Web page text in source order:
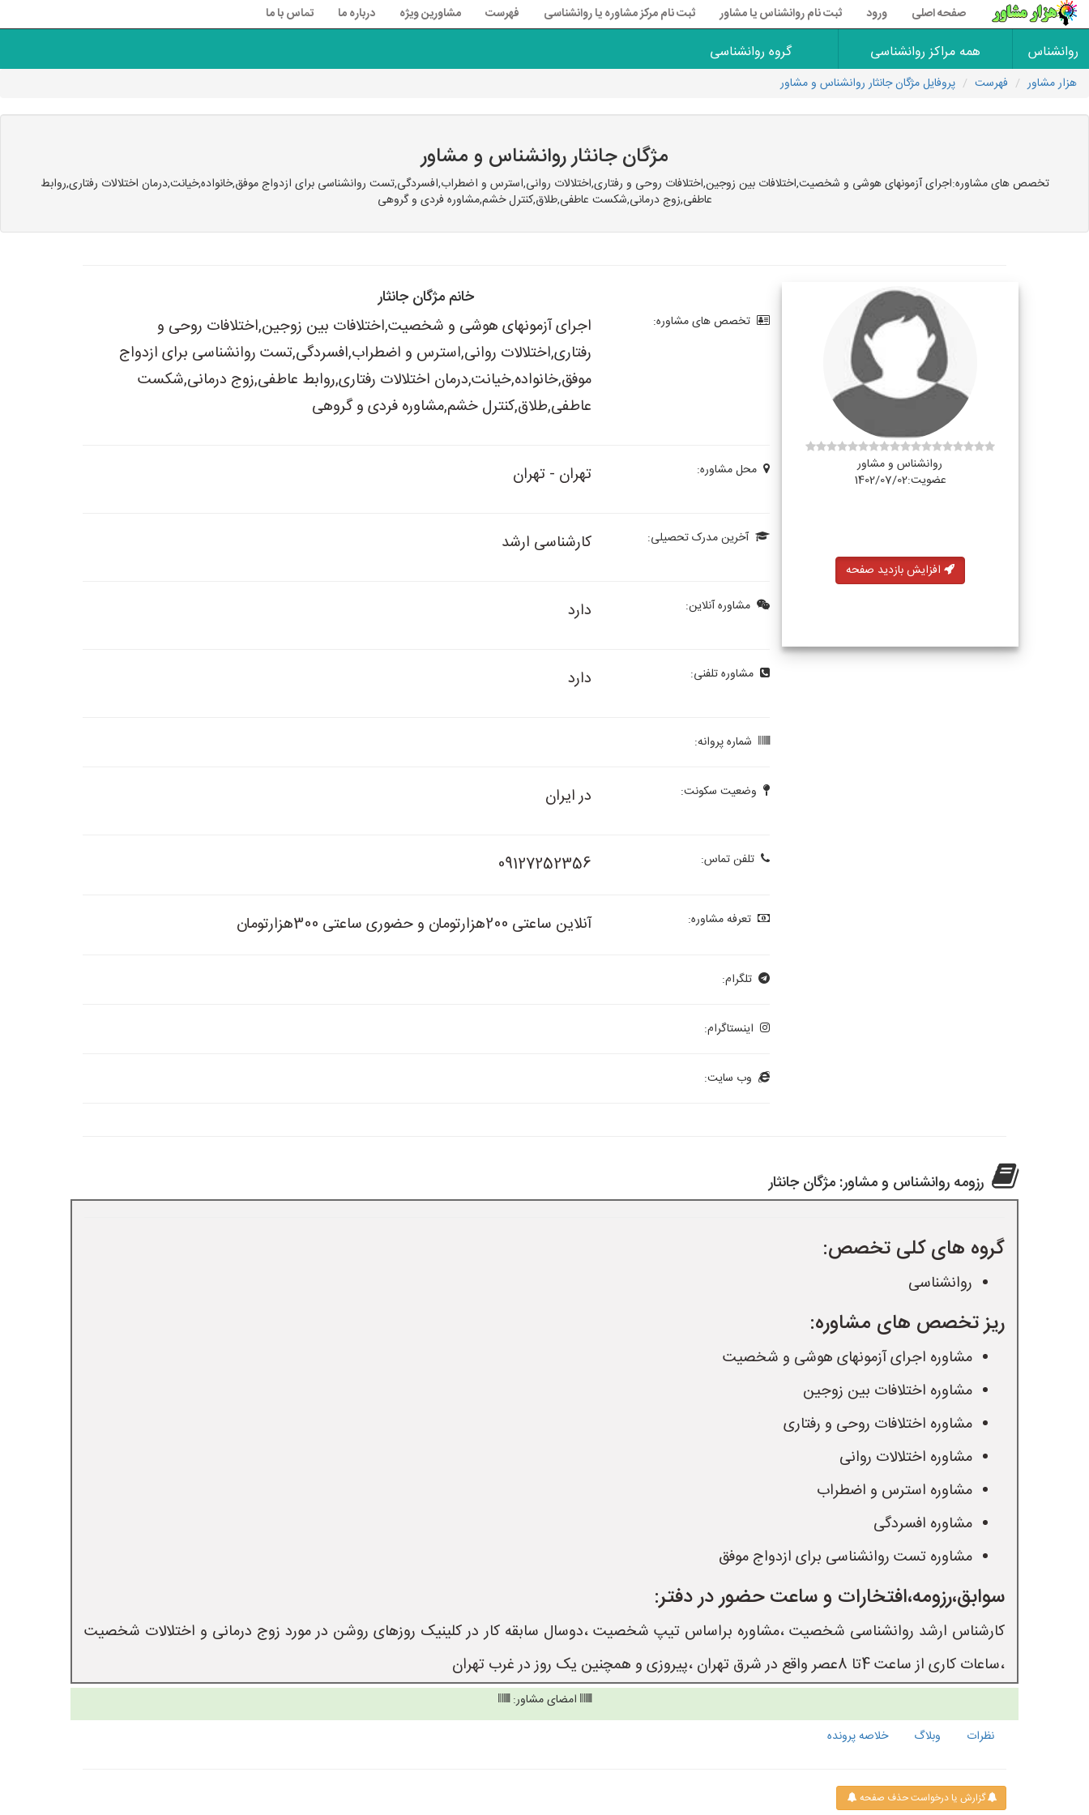
صفحه اصلی ورود ثبت نام روانشناس یا مشاور ثبت نام مرکز مشاوره یا روانشناسی فهرست مشاورین ویژه درباره ما تماس با ما
روانشناس همه مراکز روانشناسی گروه روانشناسی
هزار مشاور فهرست پروفایل مژگان جانثار روانشناس و مشاور
مژگان جانثار روانشناس و مشاور
تخصص های مشاوره:اجرای آزمونهای هوشی و شخصیت,اختلافات بین زوجین,اختلافات روحی و رفتاری,اختلالات روانی,استرس و اضطراب,افسردگی,تست روانشناسی برای ازدواج موفق,خانواده,خیانت,درمان اختلالات رفتاری,روابط
عاطفی,زوج درمانی,شکست عاطفی,طلاق,کنترل خشم,مشاوره فردی و گروهی
روانشناس و مشاور
عضویت:1402/07/02
افزایش بازدید صفحه
خانم مژگان جانثار
تخصص های مشاوره:
اجرای آزمونهای هوشی و شخصیت,اختلافات بین زوجین,اختلافات روحی و
رفتاری,اختلالات روانی,استرس و اضطراب,افسردگی,تست روانشناسی برای ازدواج
موفق,خانواده,خیانت,درمان اختلالات رفتاری,روابط عاطفی,زوج درمانی,شکست
عاطفی,طلاق,کنترل خشم,مشاوره فردی و گروهی
محل مشاوره: تهران - تهران
آخرین مدرک تحصیلی: کارشناسی ارشد
مشاوره آنلاین: دارد
مشاوره تلفنی: دارد
شماره پروانه:
وضعیت سکونت: در ایران
تلفن تماس: 09127252356
تعرفه مشاوره: آنلاین ساعتی 200هزارتومان و حضوری ساعتی 300هزارتومان
تلگرام:
اینستاگرام:
وب سایت:
رزومه روانشناس و مشاور: مژگان جانثار
گروه های کلی تخصص:
روانشناسی
ریز تخصص های مشاوره:
مشاوره اجرای آزمونهای هوشی و شخصیت
مشاوره اختلافات بین زوجین
مشاوره اختلافات روحی و رفتاری
مشاوره اختلالات روانی
مشاوره استرس و اضطراب
مشاوره افسردگی
مشاوره تست روانشناسی برای ازدواج موفق
سوابق،رزومه،افتخارات و ساعت حضور در دفتر:
،ساعات کاری از ساعت 4تا 8عصر واقع در شرق تهران ،پیروزی و همچنین یک روز در غرب تهران
امضای مشاور:
نظرات
وبلاگ خلاصه پرونده
گزارش یا درخواست حذف صفحه